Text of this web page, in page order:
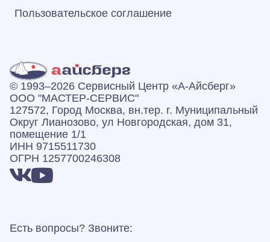
Пользовательское соглашение
© 1993–2026 Сервисный Центр «А‑Айсберг»
ООО "МАСТЕР-СЕРВИС"
127572, Город Москва, вн.тер. г. Муниципальный
Округ Лианозово, ул Новгородская, дом 31,
помещение 1/1
ИНН 9715511730
ОГРН 1257700246308
Есть вопросы? Звоните: